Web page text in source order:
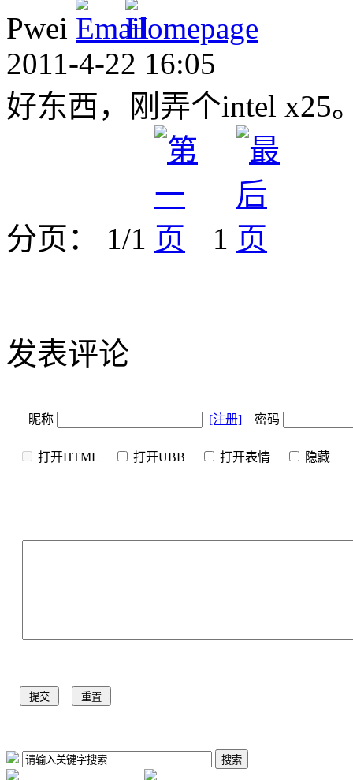
Pwei
2011-4-22 16:05
好东西，刚弄个intel x25
分页： 1/1 1
发表评论
昵称 [注册] 密码
打开HTML 打开UBB 打开表情 隐